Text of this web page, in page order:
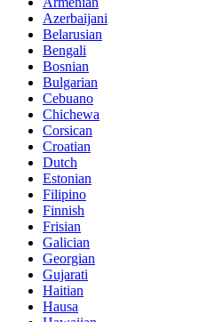
Azerbaijani
Belarusian
Bengali
Bosnian
Bulgarian
Cebuano
Chichewa
Corsican
Croatian
Dutch
Estonian
Filipino
Finnish
Frisian
Galician
Georgian
Gujarati
Haitian
Hausa